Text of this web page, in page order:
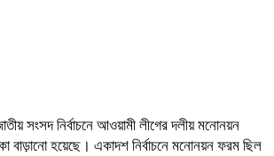
সংসদ নির্বাচনে আওয়ামী লীগের দলীয় মনোনয়ন
বাড়ানো হয়েছে। একাদশ নির্বাচনে মনোনয়ন ফরম ছিল